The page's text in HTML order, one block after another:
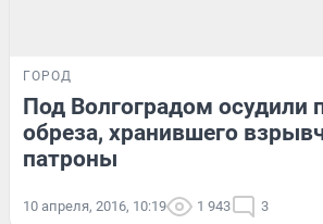
ГОРОД
Под Волгоградом осудили
обреза, хранившего
патроны
10 апреля, 2016, 10:19 1 943 3